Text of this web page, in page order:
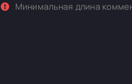
Минимальная длина